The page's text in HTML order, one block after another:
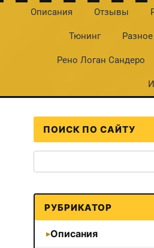
Описания Отзывы
Тюнинг Разное
Рено Логан Сандеро
ПОИСК ПО САЙТУ
РУБРИКАТОР
Описания